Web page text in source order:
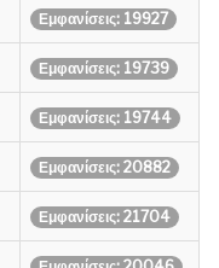
Εμφανίσεις: 19927
Εμφανίσεις: 19739
Εμφανίσεις: 19744
Εμφανίσεις: 20882
Εμφανίσεις: 21704